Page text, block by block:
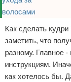
Как сделать
заметить, что
разному. Главное
инструкциям.
как хотелось бы.